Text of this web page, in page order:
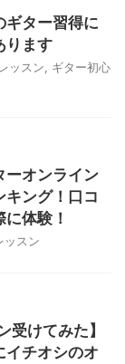
ギター習得に
ります
ッスン
ギター初心
ーオンライン
キング！口コ
体験！
ッスン
受けてみた】
イチオシのオ